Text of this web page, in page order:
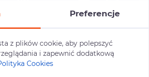
cookies Polityka prywatności
Polityka cookies
Preferencje
z plików cookie, aby polepszyć
i zapewnić dodatkową
Cookies